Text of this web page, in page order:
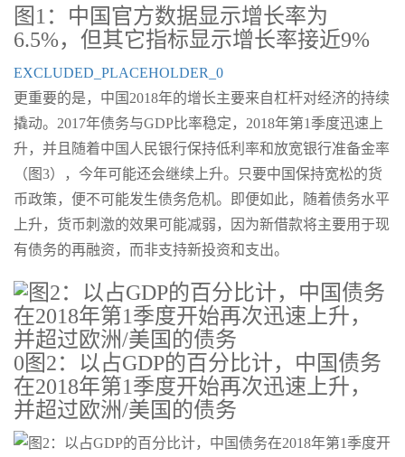
图1：中国官方数据显示增长率为
6.5%，但其它指标显示增长率接近9%
EXCLUDED_PLACEHOLDER_0
更重要的是，中国2018年的增长主要来自杠杆对经济的持续
撬动。2017年债务与GDP比率稳定，2018年第1季度迅速上
升，并且随着中国人民银行保持低利率和放宽银行准备金率
（图3），今年可能还会继续上升。只要中国保持宽松的货
币政策，便不可能发生债务危机。即便如此，随着债务水平
上升，货币刺激的效果可能减弱，因为新借款将主要用于现
有债务的再融资，而非支持新投资和支出。
0图2：以占GDP的百分比计，中国债务
在2018年第1季度开始再次迅速上升，
并超过欧洲/美国的债务